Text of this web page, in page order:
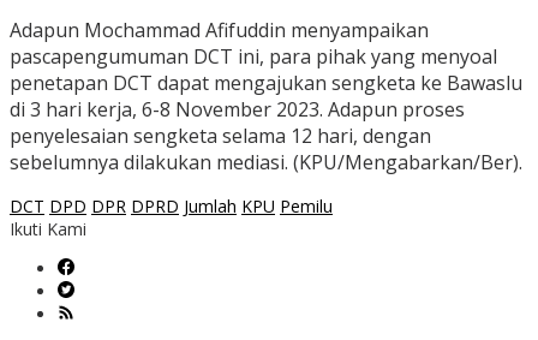
Adapun Mochammad Afifuddin menyampaikan
pascapengumuman DCT ini, para pihak yang menyoal
penetapan DCT dapat mengajukan sengketa ke Bawaslu
di 3 hari kerja, 6-8 November 2023. Adapun proses
penyelesaian sengketa selama 12 hari, dengan
sebelumnya dilakukan mediasi. (KPU/Mengabarkan/Ber).
DCT DPD DPR DPRD Jumlah KPU Pemilu
Ikuti Kami